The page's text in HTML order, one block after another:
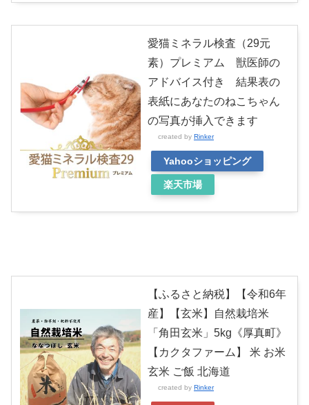
愛猫ミネラル検査（29元
素）プレミアム 獣医師の
アドバイス付き 結果表の
表紙にあなたのねこちゃん
の写真が挿入できます
created by Rinker
Yahooショッピング
楽天市場
【ふるさと納税】【令和6年
産】【玄米】自然栽培米
「角田玄米」5kg《厚真町》
【カクタファーム】 米 お米
玄米 ご飯 北海道
created by Rinker